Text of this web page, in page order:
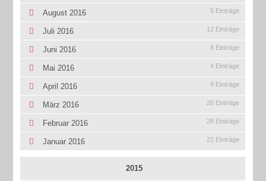
August 2016 5 Einträge
Juli 2016 12 Einträge
Juni 2016 8 Einträge
Mai 2016 4 Einträge
April 2016 9 Einträge
März 2016 26 Einträge
Februar 2016 28 Einträge
Januar 2016 22 Einträge
2015